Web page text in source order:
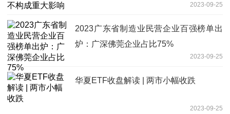
2023-09-25
2023广东省制造业民营企业百强榜单出
炉：广深佛莞企业占比75%
2023-09-25
华夏ETF收盘解读 | 两市小幅收跌
2023-09-25